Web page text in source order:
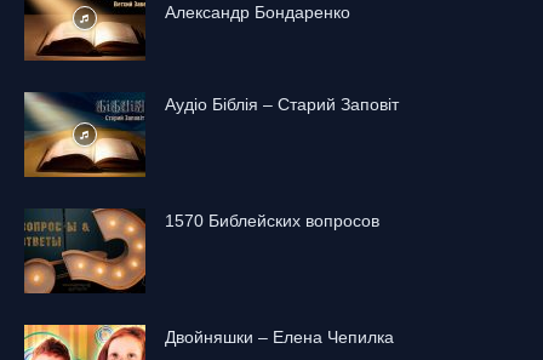
Александр Бондаренко
Аудіо Біблія – Старий Заповіт
1570 Библейских вопросов
Двойняшки – Елена Чепилка